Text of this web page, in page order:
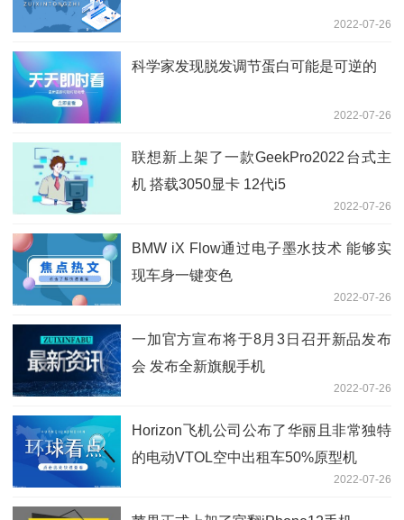
2022-07-26
科学家发现脱发调节蛋白可能是可逆的
2022-07-26
联想新上架了一款GeekPro2022台式主
机 搭载3050显卡 12代i5
2022-07-26
BMW iX Flow通过电子墨水技术 能够实
现车身一键变色
2022-07-26
一加官方宣布将于8月3日召开新品发布
会 发布全新旗舰手机
2022-07-26
Horizon飞机公司公布了华丽且非常独特
的电动VTOL空中出租车50%原型机
2022-07-26